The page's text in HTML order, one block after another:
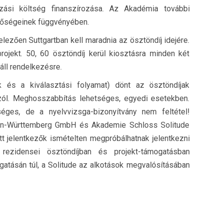
költség finanszírozása. Az Akadémia további
függvényében.
Suttgartban kell maradnia az ösztöndíj idejére.
50, 60 ösztöndíj kerül kiosztásra minden két
rendelkezésre.
és a kiválasztási folyamat) dönt az ösztöndíjak
Meghosszabbítás lehetséges, egyedi esetekben.
de a nyelvvizsga-bizonyítvány nem feltétel!
Württemberg GmbH és Akademie Schloss Solitude
ismételten megpróbálhatnak jelentkezni
ösztöndíjban és projekt-támogatásban
túl, a Solitude az alkotások megvalósításában